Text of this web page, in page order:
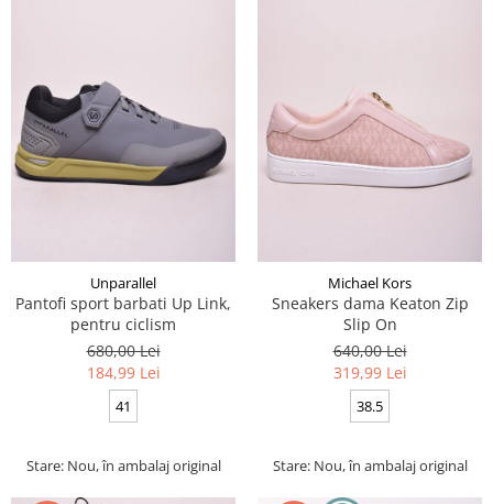
Unparallel
Pantofi sport barbati Up Link,
pentru ciclism
680,00 Lei
184,99 Lei
41
Stare: Nou, în ambalaj original
Michael Kors
Sneakers dama Keaton Zip
Slip On
640,00 Lei
319,99 Lei
38.5
Stare: Nou, în ambalaj original